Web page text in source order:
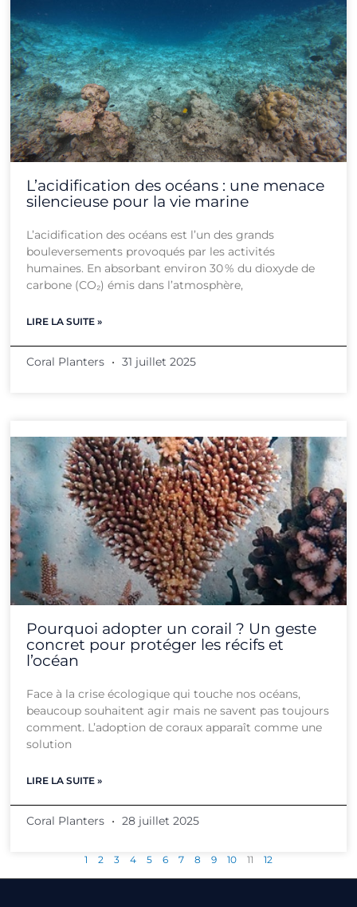
L’acidification des océans : une menace
silencieuse pour la vie marine
L’acidification des océans est l’un des grands
bouleversements provoqués par les activités
humaines. En absorbant environ 30 % du dioxyde de
carbone (CO₂) émis dans l’atmosphère,
LIRE LA SUITE »
Coral Planters 31 juillet 2025
Pourquoi adopter un corail ? Un geste
concret pour protéger les récifs et
l’océan
Face à la crise écologique qui touche nos océans,
beaucoup souhaitent agir mais ne savent pas toujours
comment. L’adoption de coraux apparaît comme une
solution
LIRE LA SUITE »
Coral Planters 28 juillet 2025
1 2 3 4 5 6 7 8 9 10 11 12